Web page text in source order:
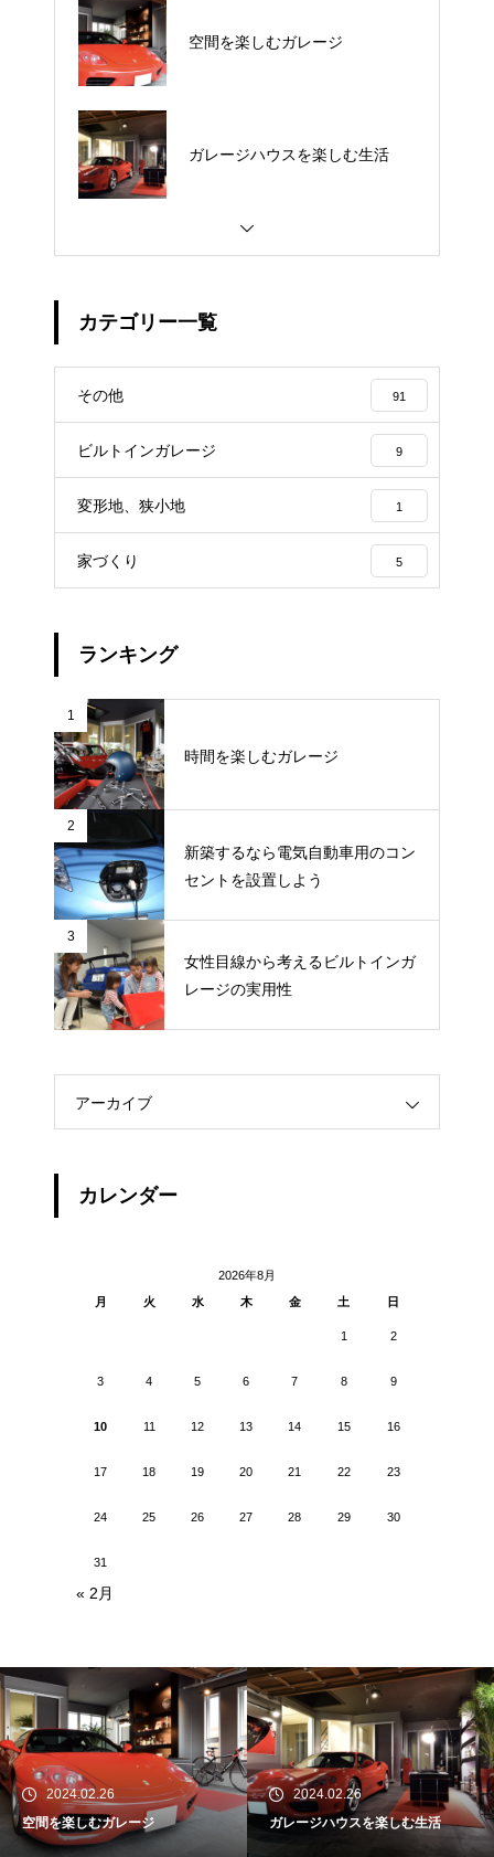
空間を楽しむガレージ
ガレージハウスを楽しむ生活
カテゴリー一覧
その他 91
ビルトインガレージ 9
変形地、狭小地 1
家づくり 5
ランキング
1
時間を楽しむガレージ
2
新築するなら電気自動車用のコン
セントを設置しよう
3
女性目線から考えるビルトインガ
レージの実用性
アーカイブ
カレンダー
2026年8月
月
火 水 木 金 土 日
1 2
3 4 5 6 7 8 9
10 11 12 13 14 15 16
17 18 19 20 21 22 23
24 25 26 27 28 29 30
31
« 2月
2024.02.26
空間を楽しむガレージ
2024.02.26
ガレージハウスを楽しむ生活